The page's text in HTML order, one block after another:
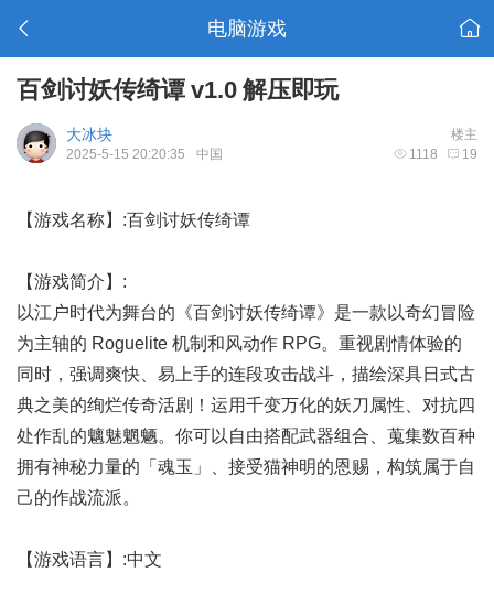
电脑游戏
百剑讨妖传绮谭 v1.0 解压即玩
楼主
大冰块
1118 19
2025-5-15 20:20:35 中国
【游戏名称】:百剑讨妖传绮谭
【游戏简介】:
以江户时代为舞台的《百剑讨妖传绮谭》是一款以奇幻冒险
为主轴的 Roguelite 机制和风动作 RPG。重视剧情体验的
同时，强调爽快、易上手的连段攻击战斗，描绘深具日式古
典之美的绚烂传奇活剧！运用千变万化的妖刀属性、对抗四
处作乱的魑魅魍魉。你可以自由搭配武器组合、蒐集数百种
拥有神秘力量的「魂玉」、接受猫神明的恩赐，构筑属于自
己的作战流派。
【游戏语言】:中文